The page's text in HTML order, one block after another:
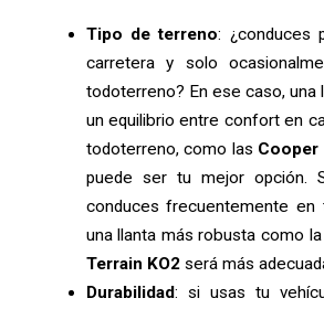
Tipo de terreno: ¿conduces
carretera y solo
todoterreno? En ese caso, una
un equilibrio entre confort en
todoterreno, como las Cooper
puede ser tu mejor opción.
conduces frecuentemente en
una llanta más robusta como la
Terrain KO2será más
Durabilidad: si usas tu